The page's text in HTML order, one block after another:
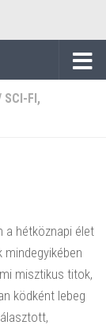
SCI-FI,
a hétköznapi élet
mindegyikében
misztikus titok,
ködként lebeg